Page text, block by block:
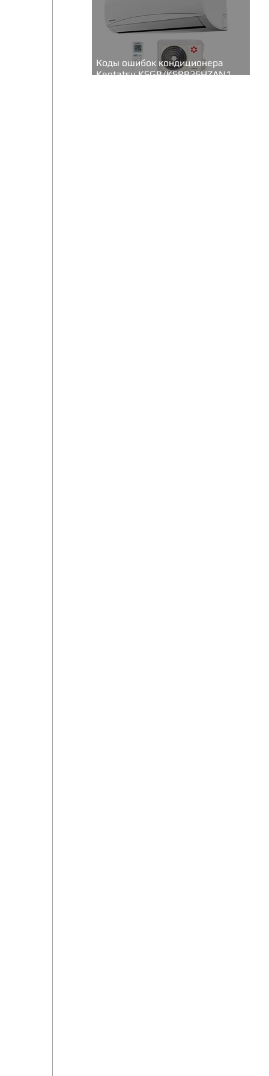
Коды ошибок кондиционера
Kentatsu KSGB/KSRB26HZAN1